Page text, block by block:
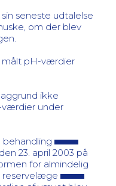
seneste udtalelse
om der blev
målt pH-værdier
ikke
under
den 23. april 2003 på
for almindelig
reservelæge